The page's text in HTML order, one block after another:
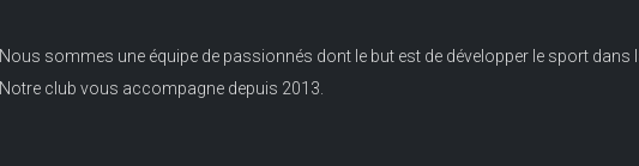
Nous sommes une équipe de passionnés dont le but est de développer le sport dans
Notre club vous accompagne depuis 2013.